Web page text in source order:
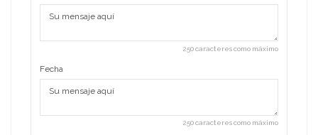
250 caracteres como máximo
Fecha
250 caracteres como máximo